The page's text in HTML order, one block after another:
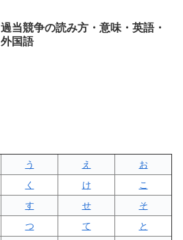
過当競争の読み方・意味・英語・
外国語
う え
お
く け
こ
す せ
そ
つ て
と